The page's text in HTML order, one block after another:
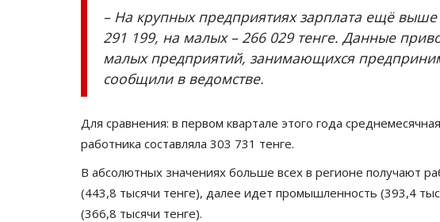
– На крупных предприятиях зарплата ещё выше
291 199, на малых – 266 029 тенге. Данные
малых предприятий, занимающихся
сообщили в ведомстве.
Для сравнения: в первом квартале этого года
работника составляла 303 731 тенге.
В абсолютных значениях больше всех в регионе получают
(443,8 тысячи тенге), далее идет промышленность (393,4
(366,8 тысячи тенге).